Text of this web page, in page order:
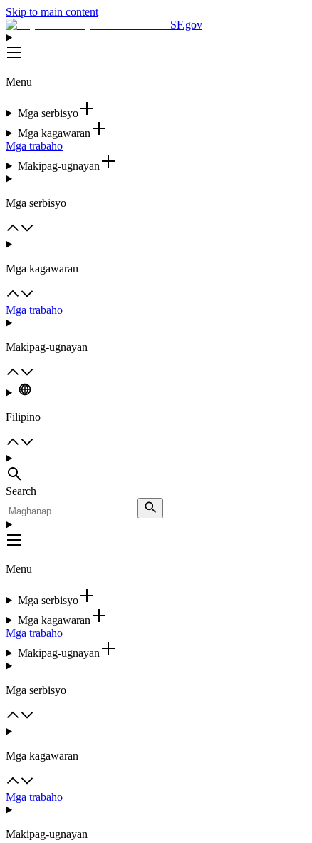
Skip to main content
SF.gov
Menu
Mga serbisyo
Mga kagawaran
Mga trabaho
Makipag-ugnayan
Mga serbisyo
Mga kagawaran
Mga trabaho
Makipag-ugnayan
Filipino
Search
Menu
Mga serbisyo
Mga kagawaran
Mga trabaho
Makipag-ugnayan
Mga serbisyo
Mga kagawaran
Mga trabaho
Makipag-ugnayan